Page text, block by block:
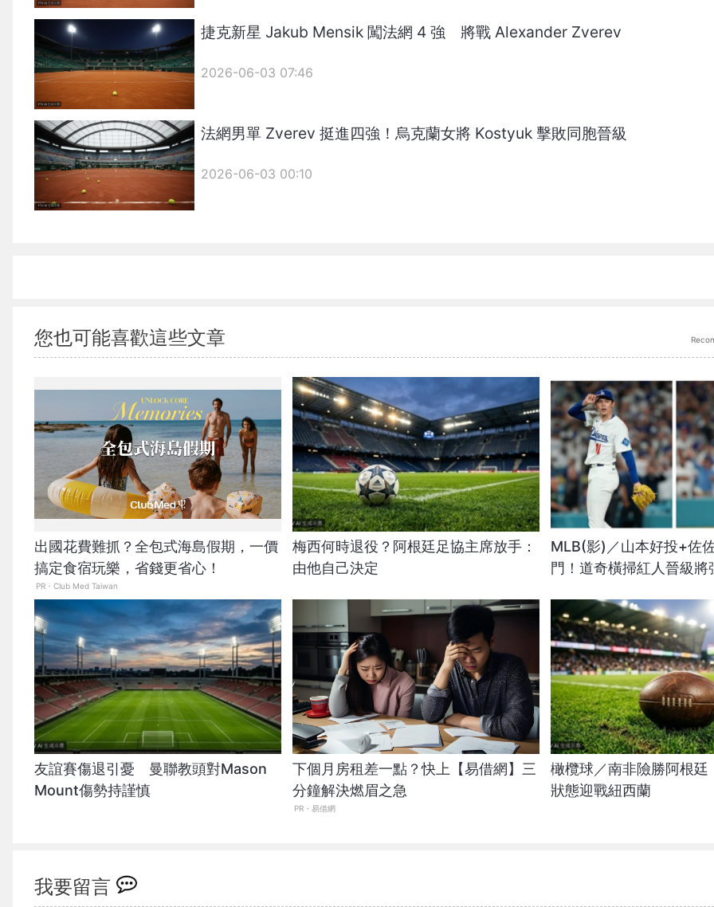
捷克新星 Jakub Mensik 闖法網 4 強 將戰 Alexander Zverev
2026-06-03 07:46
法網男單 Zverev 挺進四強！烏克蘭女將 Kostyuk 擊敗同胞晉級
2026-06-03 00:10
您也可能喜歡這些文章
出國花費難抓？全包式海島假期，一價
搞定食宿玩樂，省錢更省心！
PR・Club Med Taiwan
梅西何時退役？阿根廷足協主席放手：
由他自己決定
MLB(影)／山本好投+佐
門！道奇橫掃紅人晉級將
友誼賽傷退引憂 曼聯教頭對Mason
Mount傷勢持謹慎
下個月房租差一點？快上【易借網】三
分鐘解決燃眉之急
PR・易借網
橄欖球／南非險勝阿根
狀態迎戰紐西蘭
我要留言